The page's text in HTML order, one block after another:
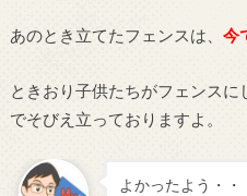
あのとき立てたフェンスは、 今
ときおり子供たちがフェンス
でそびえ立っておりますよ。
よかったよう・